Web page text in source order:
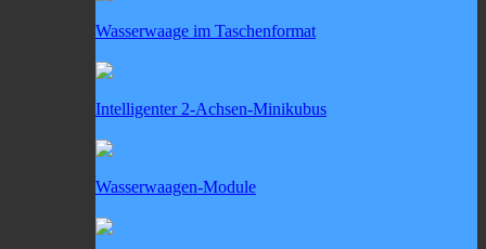
Wasserwaage im Taschenformat
Intelligenter 2-Achsen-Minikubus
Wasserwaagen-Module